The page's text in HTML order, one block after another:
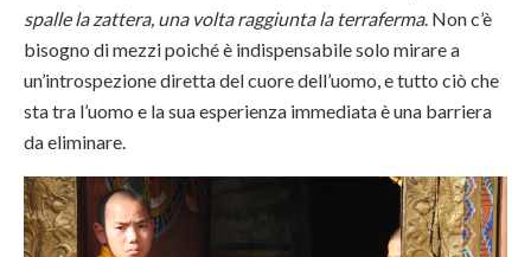
spalle la zattera, una volta raggiunta la terraferma. Non c’è
bisogno di mezzi poiché è indispensabile solo mirare a
un’introspezione diretta del cuore dell’uomo, e tutto ciò che
sta tra l’uomo e la sua esperienza immediata è una barriera
da eliminare.